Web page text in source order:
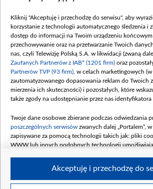
Procedura zgłoszeń
Kliknij "Akceptuję i przechodzę do serwisu", aby
korzystanie z technologii automatycznego śledzenia i
dostęp do informacji na Twoim urządzeniu
przechowywanie oraz na przetwarzanie Twoich
nas, czyli Telewizję Polską S.A. w likwidacji (zwaną
Zaufanych Partnerów z IAB* (1201 firm) oraz
Partnerów TVP (93 firm) , w celach marketingowych
zautomatyzowanego dopasowania reklam do Twoich
mierzenia ich skuteczności) i pozostałych, które
także zgody na udostępnianie przez nas identyfikatora
Twoje dane osobowe zbierane podczas odwiedzania
poszczególnych serwisów zwanych dalej „Portalem”,
zapisywane za pomocą technologii takich jak: pliki
WWW lub innych podobnych technologii
Akceptuję i przechodzę do